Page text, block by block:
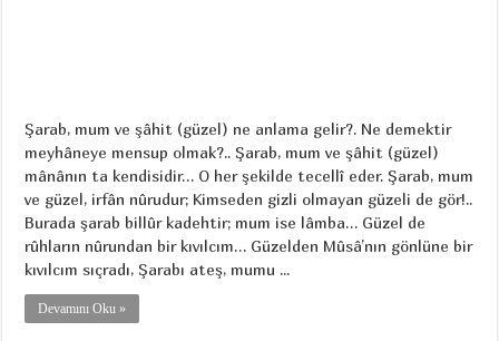
Şarab, mum ve şâhit (güzel) ne anlama gelir?. Ne demektir
meyhâneye mensup olmak?.. Şarab, mum ve şâhit (güzel)
mânânın ta kendisidir… O her şekilde tecellî eder. Şarab, mum
ve güzel, irfân nûrudur; Kimseden gizli olmayan güzeli de gör!..
Burada şarab billûr kadehtir; mum ise lâmba… Güzel de
rûhların nûrundan bir kıvılcım… Güzelden Mûsâ’nın gönlüne bir
kıvılcım sıçradı, Şarabı ateş, mumu ...
Devamını Oku »